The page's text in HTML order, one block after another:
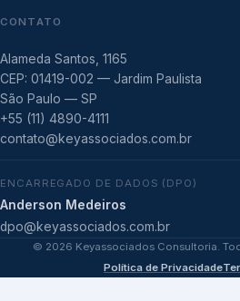
CONTATO
Alameda Santos, 1165
CEP: 01419-002 — Jardim Paulista
São Paulo — SP
+55 (11) 4890-4111
contato@keyassociados.com.br
ENCARREGADO DE DADOS (DPO)
Anderson Medeiros
dpo@keyassociados.com.br
© 2026 Keyassociados Consultoria.
Política de Privacidade